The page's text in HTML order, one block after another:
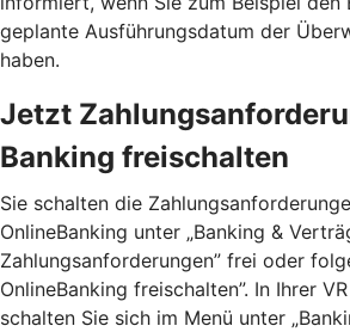
geplante Ausführungsdatum der
haben.
Jetzt
Banking freischalten
Sie schalten die
OnlineBanking unter „Banking &
Zahlungsanforderungen”­ frei oder
OnlineBanking freischalten”. In Ihrer
schalten Sie sich im Menü unter